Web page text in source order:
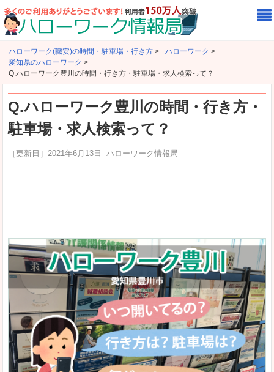
ハローワーク(職安)の時間・駐車場・行き方 > ハローワーク >
愛知県のハローワーク >
Q.ハローワーク豊川の時間・行き方・駐車場・求人検索って？
Q.ハローワーク豊川の時間・行き方・
駐車場・求人検索って？
［更新日］ 2021年6月13日 ハローワーク情報局